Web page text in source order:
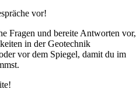
vor!
Fragen und bereite Antworten vor,
in der Geotechnik
vor dem Spiegel, damit du im